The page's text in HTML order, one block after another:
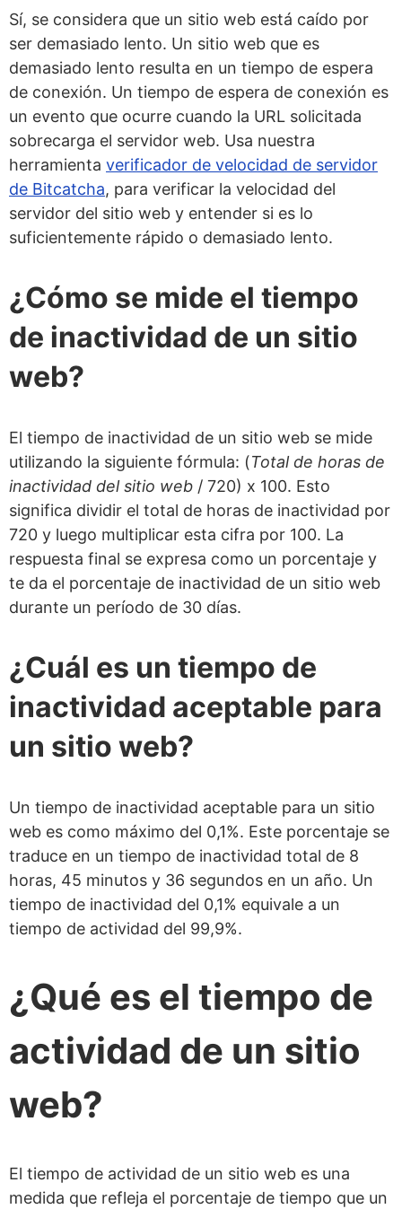
Sí, se considera que un sitio web está caído por
ser demasiado lento. Un sitio web que es
demasiado lento resulta en un tiempo de espera
de conexión. Un tiempo de espera de conexión es
un evento que ocurre cuando la URL solicitada
sobrecarga el servidor web. Usa nuestra
herramienta verificador de velocidad de servidor
de Bitcatcha, para verificar la velocidad del
servidor del sitio web y entender si es lo
suficientemente rápido o demasiado lento.
¿Cómo se mide el tiempo
de inactividad de un sitio
web?
El tiempo de inactividad de un sitio web se mide
utilizando la siguiente fórmula: (Total de horas de
inactividad del sitio web / 720) x 100. Esto
significa dividir el total de horas de inactividad por
720 y luego multiplicar esta cifra por 100. La
respuesta final se expresa como un porcentaje y
te da el porcentaje de inactividad de un sitio web
durante un período de 30 días.
¿Cuál es un tiempo de
inactividad aceptable para
un sitio web?
Un tiempo de inactividad aceptable para un sitio
web es como máximo del 0,1%. Este porcentaje se
traduce en un tiempo de inactividad total de 8
horas, 45 minutos y 36 segundos en un año. Un
tiempo de inactividad del 0,1% equivale a un
tiempo de actividad del 99,9%.
¿Qué es el tiempo de
actividad de un sitio
web?
El tiempo de actividad de un sitio web es una
medida que refleja el porcentaje de tiempo que un